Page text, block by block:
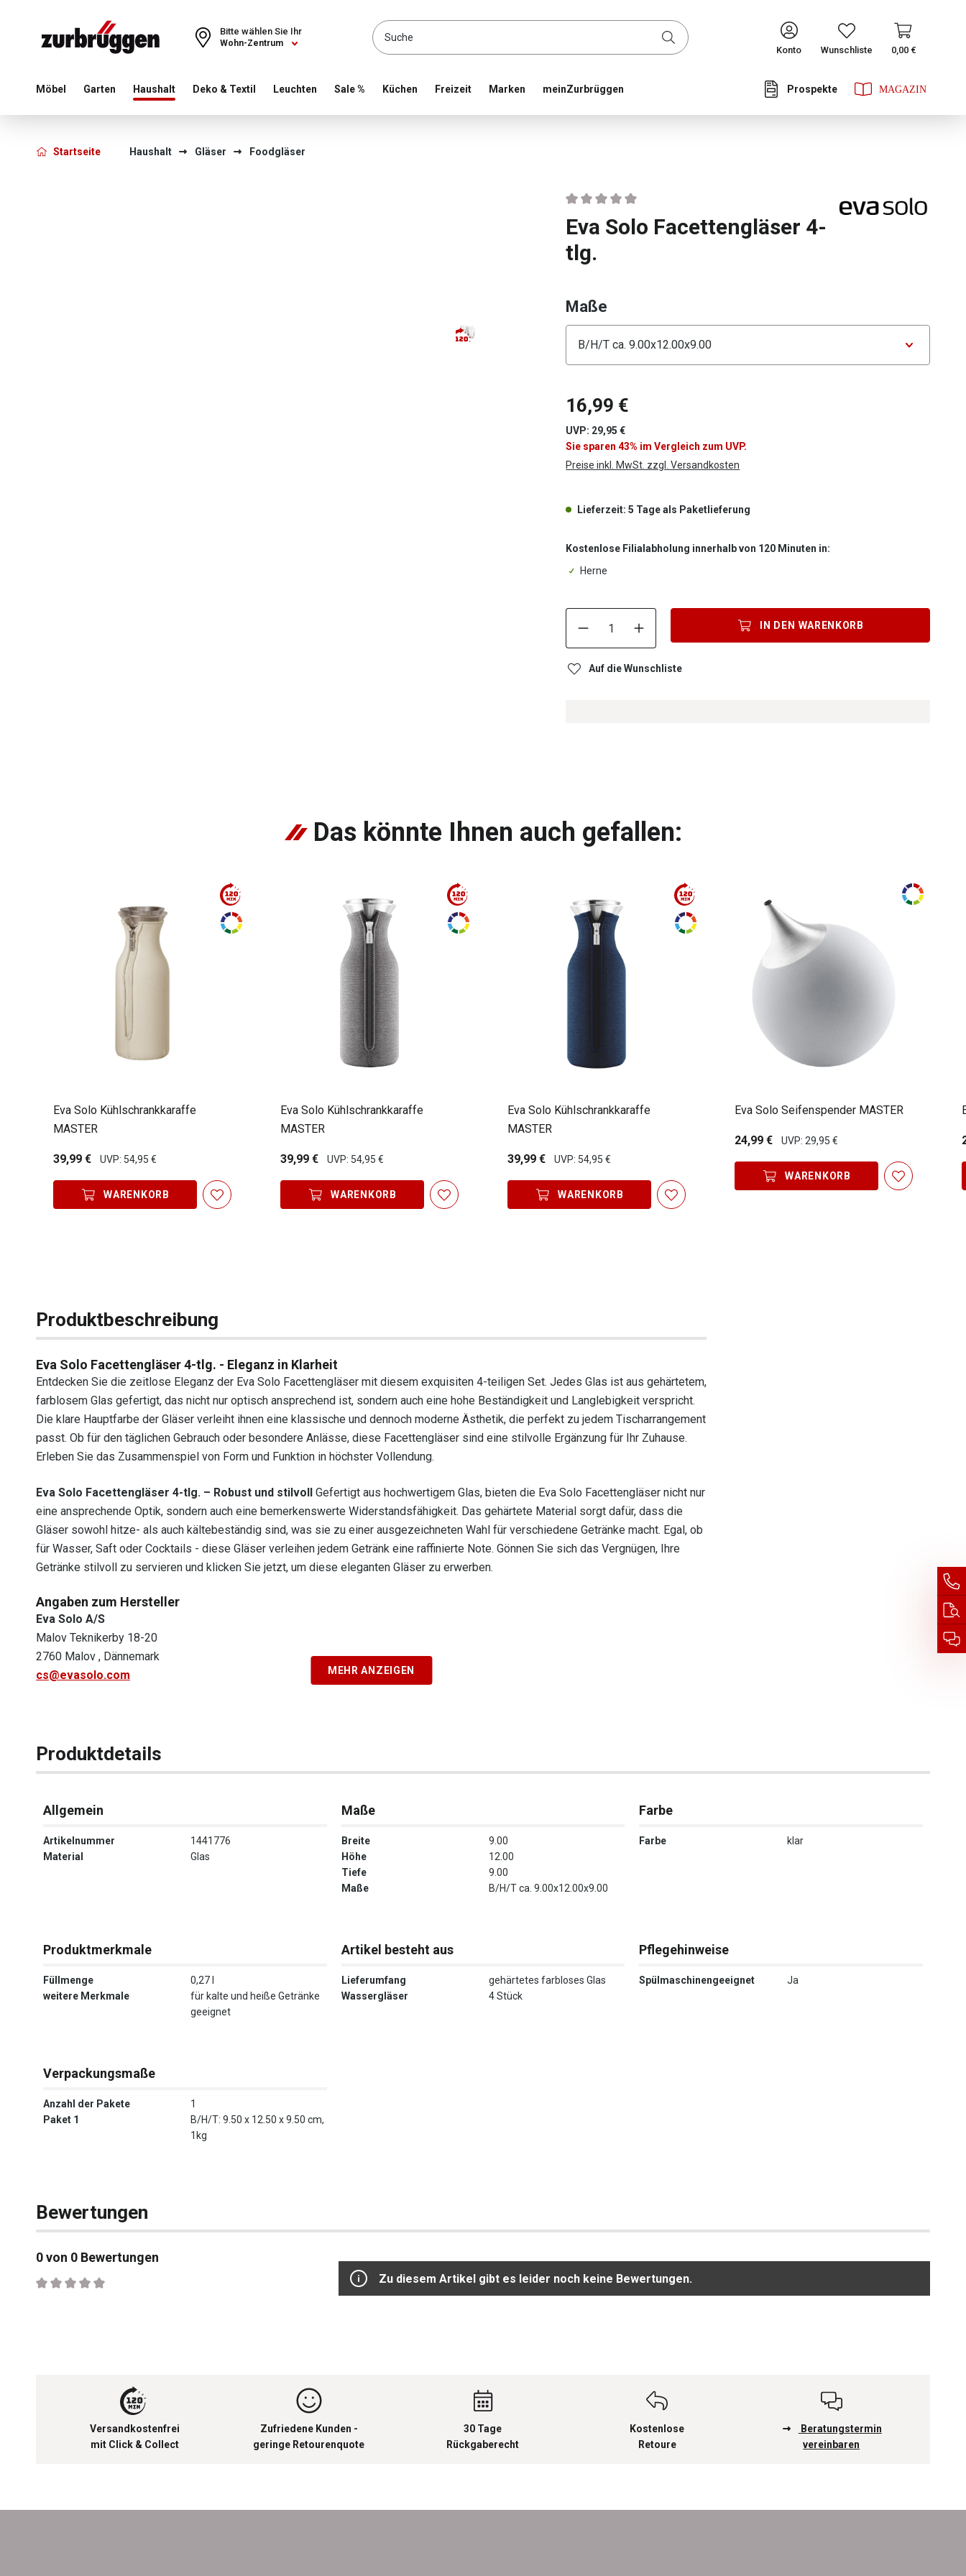
Choose a different country or region to see content for your location and shop online CONTINUE
Wohn-Zentrum
Bitte wählen Sie Ihr
Konto
Wunschliste 0,00 €
Möbel Garten Haushalt Deko & Textil Leuchten Sale % Küchen Freizeit Prospekte
Marken meinZurbrüggen
Startseite Haushalt Gläser Foodgläser
Durchschnittliche Bewertung von 0 von 5 Sternen
Eva Solo Facettengläser 4-
tlg.
Maße
Konfigurator Maße
16,99 €
UVP: 29,95 €
Sie sparen 43% im Vergleich zum UVP.
Preise inkl. MwSt. zzgl. Versandkosten
Lieferzeit: 5 Tage als Paketlieferung
Kostenlose Filialabholung innerhalb von 120 Minuten in:
Herne
Produkt Anzahl: Gib den gewünschten Wert ein oder benutze die
IN DEN WARENKORB
Auf die Wunschliste
Das könnte Ihnen auch gefallen:
Eva Solo Kühlschrankkaraffe
MASTER
39,99 € UVP: 54,95 €
WARENKORB
Eva Solo Kühlschrankkaraffe
MASTER
39,99 € UVP: 54,95 €
WARENKORB
Eva Solo Kühlschrankkaraffe
MASTER
39,99 € UVP: 54,95 €
WARENKORB
Eva Solo Seifenspender MASTER
24,99 € UVP: 29,95 €
WARENKORB
Produktbeschreibung
Eva Solo Facettengläser 4-tlg. - Eleganz in Klarheit
Entdecken Sie die zeitlose Eleganz der Eva Solo Facettengläser mit diesem exquisiten 4-teiligen Set. Jedes Glas ist aus gehärtetem,
farblosem Glas gefertigt, das nicht nur optisch ansprechend ist, sondern auch eine hohe Beständigkeit und Langlebigkeit verspricht.
Die klare Hauptfarbe der Gläser verleiht ihnen eine klassische und dennoch moderne Ästhetik, die perfekt zu jedem Tischarrangement
passt. Ob für den täglichen Gebrauch oder besondere Anlässe, diese Facettengläser sind eine stilvolle Ergänzung für Ihr Zuhause.
Erleben Sie das Zusammenspiel von Form und Funktion in höchster Vollendung.
Eva Solo Facettengläser 4-tlg. – Robust und stilvoll Gefertigt aus hochwertigem Glas, bieten die Eva Solo Facettengläser nicht nur
eine ansprechende Optik, sondern auch eine bemerkenswerte Widerstandsfähigkeit. Das gehärtete Material sorgt dafür, dass die
Gläser sowohl hitze- als auch kältebeständig sind, was sie zu einer ausgezeichneten Wahl für verschiedene Getränke macht. Egal, ob
für Wasser, Saft oder Cocktails - diese Gläser verleihen jedem Getränk eine raffinierte Note. Gönnen Sie sich das Vergnügen, Ihre
Getränke stilvoll zu servieren und klicken Sie jetzt, um diese eleganten Gläser zu erwerben.
Angaben zum Hersteller
Eva Solo A/S
Malov Teknikerby 18-20
2760 Malov , Dännemark
cs@evasolo.com
MEHR ANZEIGEN
Produktdetails
Allgemein
Artikelnummer
1441776
Material
Glas
Maße
Breite
9.00
Höhe
12.00
Tiefe
9.00
Maße
B/H/T ca. 9.00x12.00x9.00
Farbe
Farbe klar
Produktmerkmale
Füllmenge
0,27 l
weitere Merkmale
für kalte und heiße Getränke
geeignet
Artikel besteht aus
Lieferumfang
gehärtetes farbloses Glas
Wassergläser
4 Stück
Pflegehinweise
Spülmaschinengeeignet Ja
Verpackungsmaße
Anzahl der Pakete
1
Paket 1
B/H/T: 9.50 x 12.50 x 9.50 cm,
1kg
Bewertungen
0 von 0 Bewertungen
Durchschnittliche Bewertung von 0 von 5 Sternen
Zu diesem Artikel gibt es leider noch keine Bewertungen.
Versandkostenfrei
mit Click & Collect
Zufriedene Kunden -
geringe Retourenquote
30 Tage
Rückgaberecht
Kostenlose
Retoure
Beratungstermin
vereinbaren